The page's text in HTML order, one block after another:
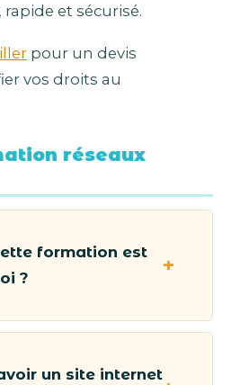
et sécurisé.
pour un devis
vos droits au
réseaux
formation est
?
un site internet